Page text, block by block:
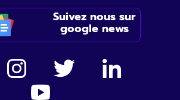
Suivez nous sur
google news